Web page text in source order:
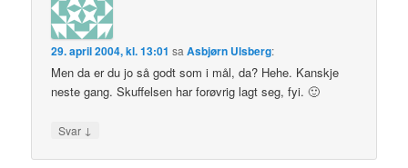
29. april 2004, kl. 13:01 sa Asbjørn Ulsberg:
Men da er du jo så godt som i mål, da? Hehe. Kanskje
neste gang. Skuffelsen har forøvrig lagt seg, fyi. 🙂
Svar ↓